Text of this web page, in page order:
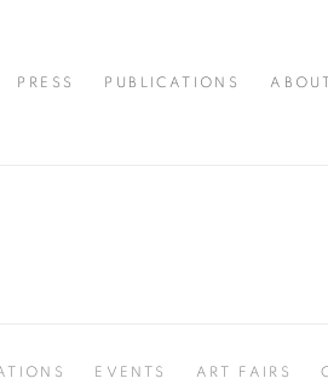
PRESS PUBLICATIONS
EVENTS ART FAIRS